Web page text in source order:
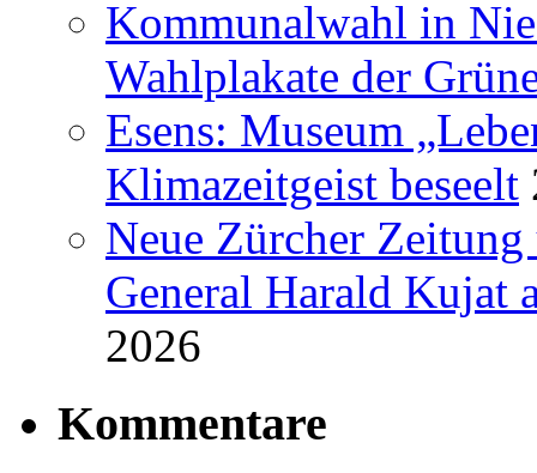
Kommunalwahl in
Wahlplakate der
Esens: Museum
Klimazeitgeist beseelt
Neue Zürcher
General Harald Kujat
2026
Kommentare